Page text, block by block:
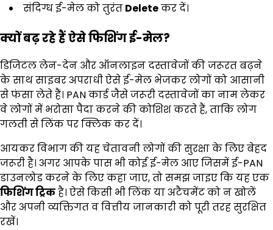
संदिग्ध ई-मेल को तुरंत Deleteकर दें।
क्यों बढ़ रहे हैं ऐसे फिशिंग ई-मेल?
डिजिटल लेन-देन और ऑनलाइन दस्तावेजों की जरूरत बढ़ने
के साथ साइबर अपराधी ऐसे ई-मेल भेजकर लोगों को आसानी
से फंसा लेते हैं। PAN कार्ड जैसे जरूरी दस्तावेजों का नाम लेकर
वे लोगों में भरोसा पैदा करने की कोशिश करते हैं, ताकि लोग
गलती से लिंक पर क्लिक कर दें।
आयकर विभाग की यह चेतावनी लोगों की सुरक्षा के लिए बेहद
जरूरी है। अगर आपके पास भी कोई ई-मेल आए जिसमें ई-PAN
डाउनलोड करने के लिए कहा जाए, तो समझ जाइए कि यह एक
फिशिंग ट्रिकहै। ऐसे किसी भी लिंक या अटैचमेंट को न खोलें
और अपनी व्यक्तिगत व वित्तीय जानकारी को पूरी तरह सुरक्षित
रखें।